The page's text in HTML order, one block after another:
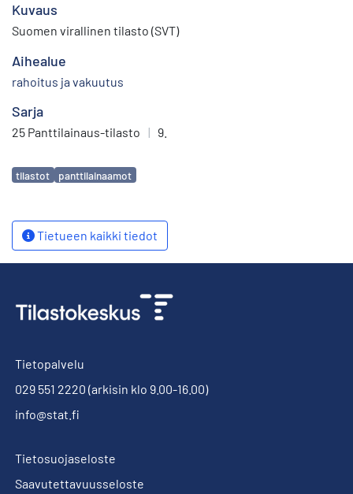
Kuvaus
Suomen virallinen tilasto (SVT)
Aihealue
rahoitus ja vakuutus
Sarja
25 Panttilainaus-tilasto | 9.
Avainsanat
tilastot panttilainaamot
Tietueen kaikki tiedot
Tietopalvelu
029 551 2220 (arkisin klo 9.00-16.00)
info@stat.fi
Tietosuojaseloste
Saavutettavuusseloste